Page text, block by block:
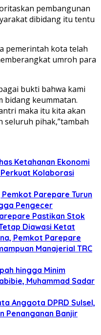
pembangunan
dibidang itu tentu
pemerintah kota telah
umroh para
bukti bahwa kami
bidang keummatan.
maka itu kita akan
seluruh pihak,”tambah
Ketahanan Ekonomi
Kolaborasi
Parepare Turun
Pengecer
Pastikan Stok
Diawasi Ketat
Pemkot Parepare
Manajerial TRC
hingga Minim
Muhammad Sadar
Anggota DPRD Sulsel,
Penanganan Banjir